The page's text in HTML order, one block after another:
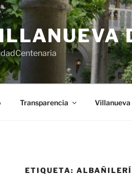
Transparencia Villanueva
ETIQUETA: